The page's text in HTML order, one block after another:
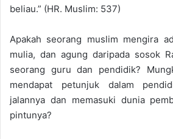
beliau.” (HR. Muslim: 537)
Apakah seorang muslim mengira
mulia, dan agung daripada sosok
seorang guru dan pendidik?
mendapat petunjuk dalam
jalannya dan memasuki dunia
pintunya?